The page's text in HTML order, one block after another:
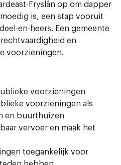
Fryslân op om dapper
is, een stap vooruit
en-heers. Een gemeente
en
voorzieningen.
voorzieningen
voorzieningen als
en buurthuizen
vervoer en maak het
toegankelijk voor